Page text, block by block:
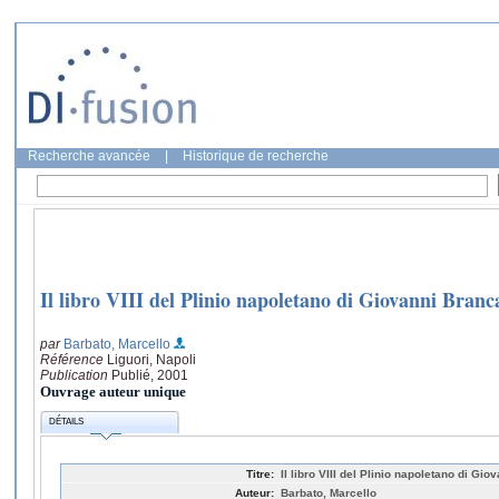
Recherche avancée Historique de recherche
Il libro VIII del Plinio napoletano di Giovanni
par Barbato, Marcello
Référence Liguori, Napoli
Publication Publié, 2001
Ouvrage auteur unique
DÉTAILS
Titre: Il libro VIII del Plinio napoletano di
Auteur: Barbato, Marcello